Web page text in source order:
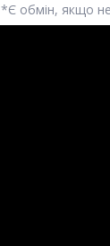
*Є обмін, якщо не